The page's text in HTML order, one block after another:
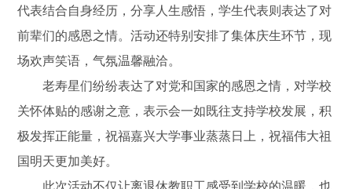
代表结合自身经历，分享人生感悟，学生代表则表达了对
前辈们的感恩之情。活动还特别安排了集体庆生环节，现
场欢声笑语，气氛温馨融洽。
老寿星们纷纷表达了对党和国家的感恩之情，对学校
关怀体贴的感谢之意，表示会一如既往支持学校发展，积
极发挥正能量，祝福嘉兴大学事业蒸蒸日上，祝福伟大祖
国明天更加美好。
此次活动不仅让离退休教职工感受到学校的温暖，也